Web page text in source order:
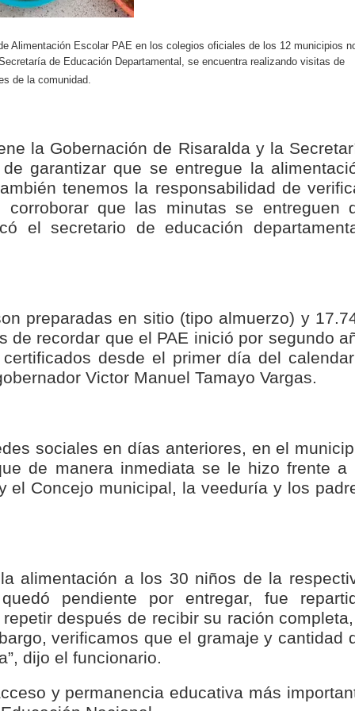
hacia una ruta definitiva de reasentamiento
avanza en trabajos contra las inundaciones con
Histórico
inversiones del Gobierno Matiz en el municipio de
Caldas hace seguimiento al avance de la construcción de 400
aportaron dignidad a las personas con discapacidad de
fortalece la preparación de sus municipios frente al
/ Dosquebradas fortalece la respuesta frente a tres Alertas
personas
Medellín fue inmovilizado un bus que estaba siendo lavado
MENDEZ ( MIAMI ) Cali se blinda con amplio
y siete meses, la Fábrica de Licores del Tolima alcanzó el 94
de gobierno
Alimentación Escolar PAE en los colegios oficiales de los 12 municipios
de Educación Departamental, se encuentra realizando visitas de
de la comunidad.
la Gobernación de Risaralda y la
garantizar que se entregue la
tenemos la responsabilidad de
que las minutas se entreguen
el secretario de educación
preparadas en sitio (tipo almuerzo) y
de recordar que el PAE inició por segundo
desde el primer día del
Victor Manuel Tamayo Vargas.
sociales en días anteriores, en el
de manera inmediata se le hizo frente a
el Concejo municipal, la veeduría y los
alimentación a los 30 niños de la
pendiente por entregar, fue
después de recibir su ración
verificamos que el gramaje y cantidad
dijo el funcionario.
y permanencia educativa más